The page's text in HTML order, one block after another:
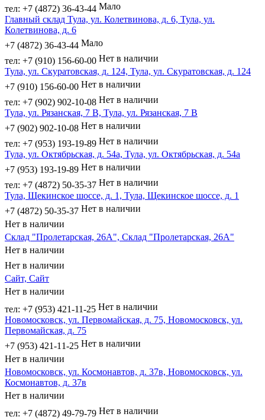
тел: +7 (4872) 36-43-44 Мало
Главный склад Тула, ул. Колетвинова, д. 6, Тула, ул.
Колетвинова, д. 6
+7 (4872) 36-43-44 Мало
тел: +7 (910) 156-60-00 Нет в наличии
Тула, ул. Скуратовская, д. 124, Тула, ул. Скуратовская, д. 124
+7 (910) 156-60-00 Нет в наличии
тел: +7 (902) 902-10-08 Нет в наличии
Тула, ул. Рязанская, 7 В, Тула, ул. Рязанская, 7 В
+7 (902) 902-10-08 Нет в наличии
тел: +7 (953) 193-19-89 Нет в наличии
Тула, ул. Октябрьская, д. 54а, Тула, ул. Октябрьская, д. 54а
+7 (953) 193-19-89 Нет в наличии
тел: +7 (4872) 50-35-37 Нет в наличии
Тула, Щекинское шоссе, д. 1, Тула, Щекинское шоссе, д. 1
+7 (4872) 50-35-37 Нет в наличии
Нет в наличии
Склад "Пролетарская, 26А", Склад "Пролетарская, 26А"
Нет в наличии
Нет в наличии
Сайт, Сайт
Нет в наличии
тел: +7 (953) 421-11-25 Нет в наличии
Новомосковск, ул. Первомайская, д. 75, Новомосковск, ул.
Первомайская, д. 75
+7 (953) 421-11-25 Нет в наличии
Нет в наличии
Новомосковск, ул. Космонавтов, д. 37в, Новомосковск, ул.
Космонавтов, д. 37в
Нет в наличии
тел: +7 (4872) 49-79-79 Нет в наличии